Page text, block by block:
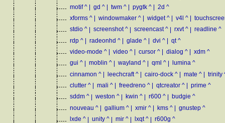
motif ^ | gd ^ | twm ^ | pygtk ^ | 2d ^
xforms ^ windowmaker ^ widget ^ v4l ^
stdio ^ | screenshot ^ | screencast ^ | rxvt ^ | readline ^
rdp ^ | radeonhd ^ | glade ^ | dvi ^ | qt ^
video-mode ^ video ^ cursor ^ dialog ^ xdm ^
gui ^ | moblin ^ | wayland ^ | qml ^ | lumina ^
cinnamon ^ | leechcraft ^ | cairo-dock ^ | mate ^ | trinity
clutter ^ mali ^ freedreno ^ qtcreator ^ prime ^
sddm ^ | weston ^ | kwin ^ | r600 ^ | budgie ^
nouveau ^ | gallium ^ | xmir ^ | kms ^ | gnustep ^
lxde ^ | unity ^ | mir ^ | lxqt ^ | r600g ^